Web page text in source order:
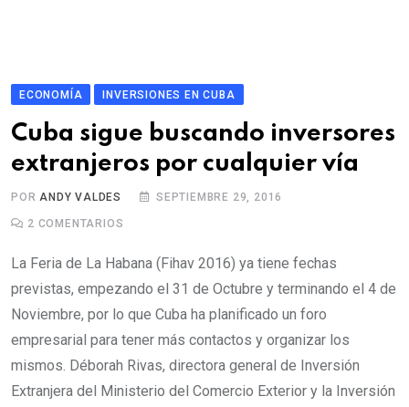
ECONOMÍA INVERSIONES EN CUBA
Cuba sigue buscando inversores
extranjeros por cualquier vía
PORANDY VALDES SEPTIEMBRE 29, 2016
2 COMENTARIOS
La Feria de La Habana (Fihav 2016) ya tiene fechas
previstas, empezando el 31 de Octubre y terminando el 4 de
Noviembre, por lo que Cuba ha planificado un foro
empresarial para tener más contactos y organizar los
mismos. Déborah Rivas, directora general de Inversión
Extranjera del Ministerio del Comercio Exterior y la Inversión